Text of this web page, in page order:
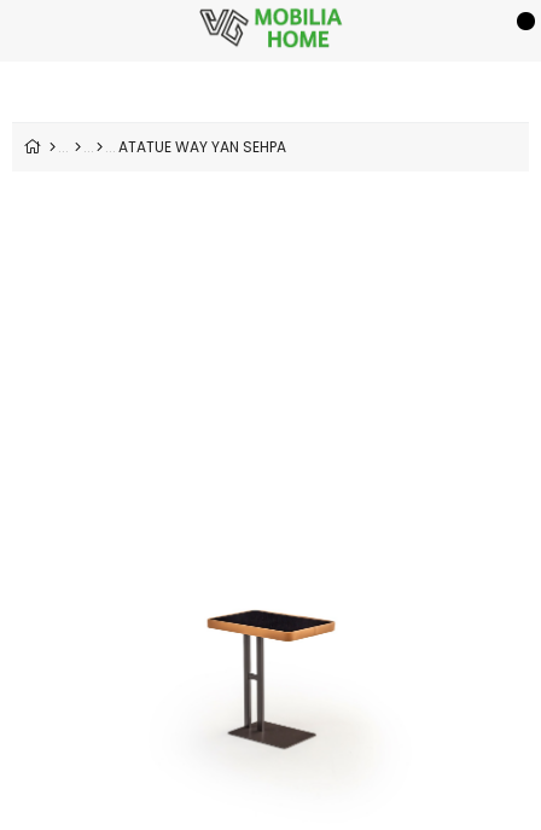
ATATUE WAY YAN SEHPA